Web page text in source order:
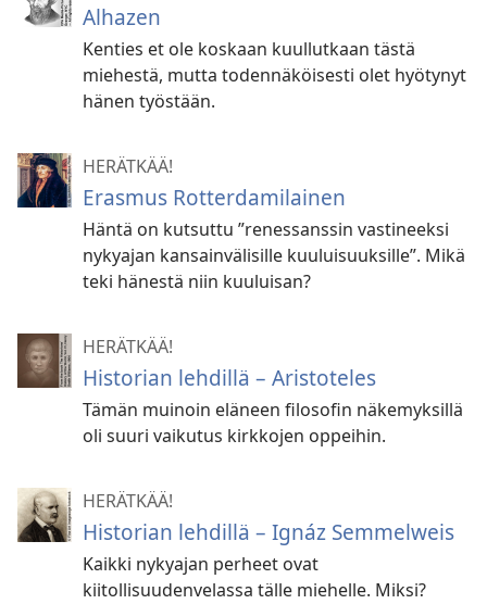
Alhazen
Kenties et ole koskaan kuullutkaan tästä
miehestä, mutta todennäköisesti olet hyötynyt
hänen työstään.
HERÄTKÄÄ!
Erasmus Rotterdamilainen
Häntä on kutsuttu ”renessanssin vastineeksi
nykyajan kansainvälisille kuuluisuuksille”. Mikä
teki hänestä niin kuuluisan?
HERÄTKÄÄ!
Historian lehdillä – Aristoteles
Tämän muinoin eläneen filosofin näkemyksillä
oli suuri vaikutus kirkkojen oppeihin.
HERÄTKÄÄ!
Historian lehdillä – Ignáz Semmelweis
Kaikki nykyajan perheet ovat
kiitollisuudenvelassa tälle miehelle. Miksi?